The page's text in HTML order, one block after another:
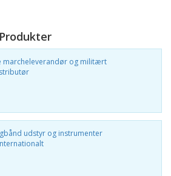
marcheleverandør og militært
udstyr og instrumenter